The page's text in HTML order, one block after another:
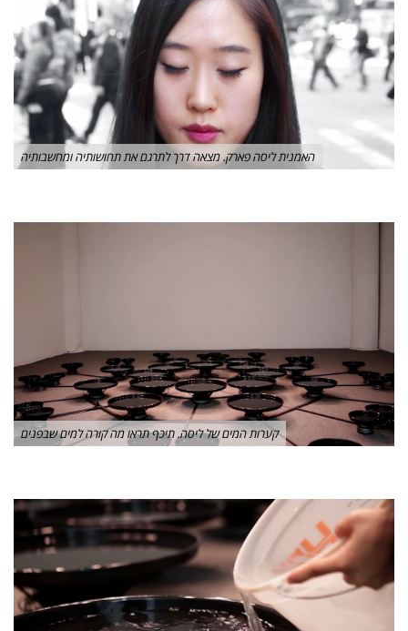
האמנית ליסה פארק. מצאה דרך לתרגם את תחושותיה ומחשבותיה
קערות המים של ליסה. תיכף תראו מה קורה למים שבפנים